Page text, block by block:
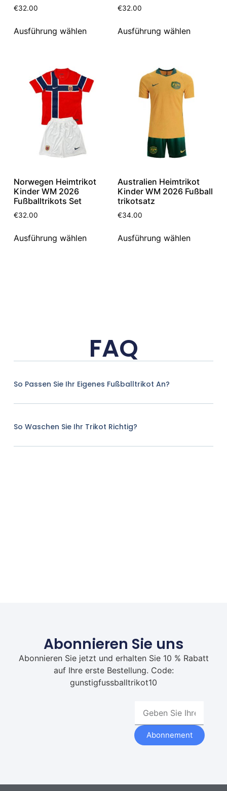
€32.00
Ausführung wählen
€32.00
Ausführung wählen
Norwegen Heimtrikot
Kinder WM 2026
Fußballtrikots Set
€32.00
Ausführung wählen
Australien Heimtrikot
Kinder WM 2026 Fußball
trikotsatz
€34.00
Ausführung wählen
FAQ
So Passen Sie Ihr Eigenes Fußballtrikot An?
So Waschen Sie Ihr Trikot Richtig?
Abonnieren Sie uns
Abonnieren Sie jetzt und erhalten Sie 10 % Rabatt
auf Ihre erste Bestellung. Code:
gunstigfussballtrikot10
Abonnement